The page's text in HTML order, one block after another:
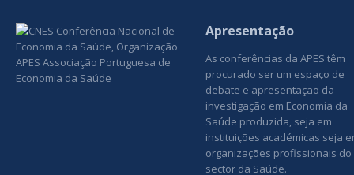
Apresentação
As conferências da APES têm
procurado ser um espaço de
debate e apresentação da
investigação em Economia da
Saúde produzida, seja em
instituições académicas seja
organizações profissionais do
sector da Saúde.